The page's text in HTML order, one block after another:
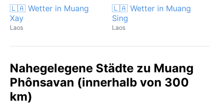
🇱🇦 Wetter in Muang
Xay
Laos
🇱🇦 Wetter in Muang
Sing
Laos
Nahegelegene Städte zu Muang
Phônsavan (innerhalb von 300
km)